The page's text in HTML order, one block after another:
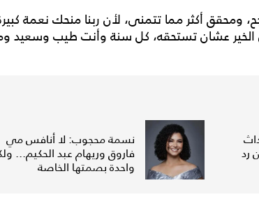
أكثر مما تتمنى، لأن ربنا منحك نعمة
عشان تستحقه، كل سنة وأنت طيب وسعيد
رد
نسمة محجوب: لا أنافس مي
فاروق وريهام عبد الحكيم...
واحدة بصمتها الخاصة